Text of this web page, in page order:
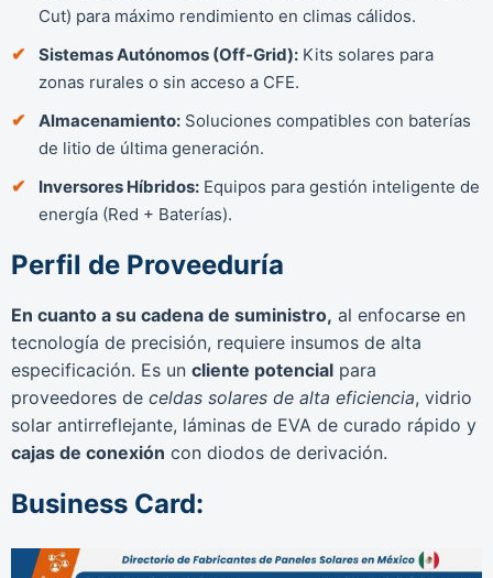
Cut) para máximo rendimiento en climas cálidos.
Sistemas Autónomos (Off-Grid): Kits solares para
zonas rurales o sin acceso a CFE.
Almacenamiento: Soluciones compatibles con baterías
de litio de última generación.
Inversores Híbridos: Equipos para gestión inteligente de
energía (Red + Baterías).
Perfil de Proveeduría
En cuanto a su cadena de suministro, al enfocarse en
tecnología de precisión, requiere insumos de alta
especificación. Es un cliente potencial para
proveedores de celdas solares de alta eficiencia, vidrio
solar antirreflejante, láminas de EVA de curado rápido y
cajas de conexión con diodos de derivación.
Business Card: